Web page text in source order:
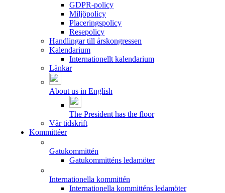
GDPR-policy
Miljöpolicy
Placeringspolicy
Resepolicy
Handlingar till årskongressen
Kalendarium
Internationellt kalendarium
Länkar
About us in English
The President has the floor
Vår tidskrift
Kommittéer
Gatukommittén
Gatukommitténs ledamöter
Internationella kommittén
Internationella kommitténs ledamöter